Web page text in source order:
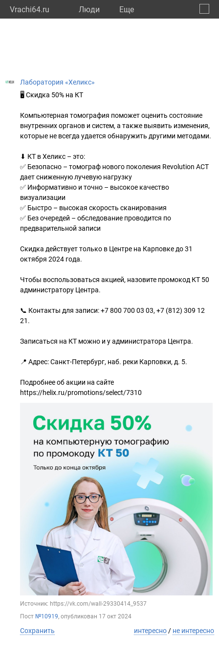
Vrachi64.ru Люди Eще
Лаборатория «Хеликс»
🖥 Скидка 50% на КТ
Компьютерная томография поможет оценить состояние
внутренних органов и систем, а также выявить изменения,
которые не всегда удается обнаружить другими методами.
⬇ КТ в Хеликс – это:
✅ Безопасно – томограф нового поколения Revolution ACT
дает сниженную лучевую нагрузку
✅ Информативно и точно – высокое качество
визуализации
✅ Быстро – высокая скорость сканирования
✅ Без очередей – обследование проводится по
предварительной записи
Скидка действует только в Центре на Карповке до 31
октября 2024 года.
Чтобы воспользоваться акцией, назовите промокод КТ 50
администратору Центра.
📞 Контакты для записи: +7 800 700 03 03, +7 (812) 309 12
21.
Записаться на КТ можно и у администратора Центра.
📍 Адрес: Санкт-Петербург, наб. реки Карповки, д. 5.
Подробнее об акции на сайте
https://helix.ru/promotions/select/7310
Источник: https://vk.com/wall-29330414_9537
Пост №10919, опубликован 17 окт 2024
Сохранить интересно / не интересно